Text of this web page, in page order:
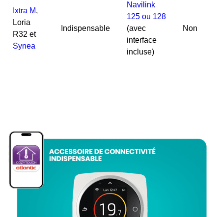
Ixtra M,
Loria
R32 et
Synea
Indispensable
Navilink
125 ou 128
(avec
interface
incluse)
Non